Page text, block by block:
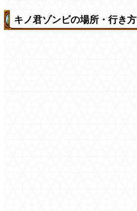
キノ君ゾンビの場所・行き方